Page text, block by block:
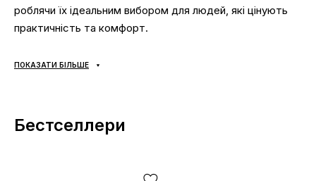
роблячи їх ідеальним вибором для людей, які цінують
практичність та комфорт.
підібрати аксесуар, який ідеально підкреслить ваш
урахуванням потреб сучасних людей. Вони мають
ПОКАЗАТИ БІЛЬШЕ
Бестселлери